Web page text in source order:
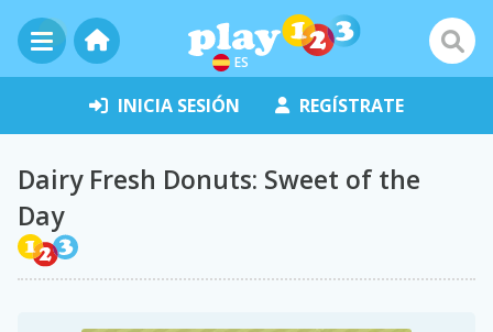
ES
INICIA SESIÓN REGÍSTRATE
Dairy Fresh Donuts: Sweet of the
Day